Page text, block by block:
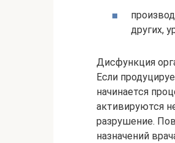
других,
Дисфункция
Если
начинается
активируются
разрушение.
назначений